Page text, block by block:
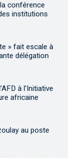
conférence
institutions
» fait escale à
délégation
à l’Initiative
africaine
au poste